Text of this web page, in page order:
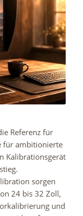
Referenz für
für ambitionierte
Kalibrationsgerät
sorgen
24 bis 32 Zoll,
und